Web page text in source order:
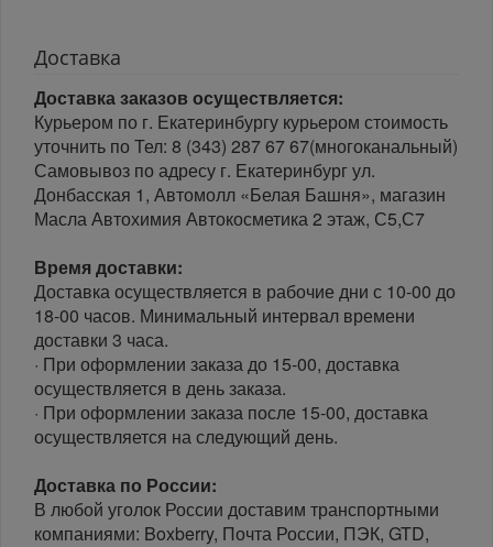
Доставка
Доставка заказов осуществляется:
Курьером по г. Екатеринбургу курьером стоимость
уточнить по Тел: 8 (343) 287 67 67(многоканальный)
Самовывоз по адресу г. Екатеринбург ул.
Донбасская 1, Автомолл «Белая Башня», магазин
Масла Автохимия Автокосметика 2 этаж, С5,С7
Время доставки:
Доставка осуществляется в рабочие дни с 10-00 до
18-00 часов. Минимальный интервал времени
доставки 3 часа.
· При оформлении заказа до 15-00, доставка
осуществляется в день заказа.
· При оформлении заказа после 15-00, доставка
осуществляется на следующий день.
Доставка по России:
В любой уголок России доставим транспортными
компаниями: Boxberry, Почта России, ПЭК, GTD,